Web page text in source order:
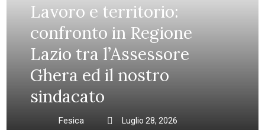
Lavoro e territorio:
confronto in Regione
Lazio tra l’Assessore
Ghera ed il nostro
sindacato
Fesica Luglio 28, 2026